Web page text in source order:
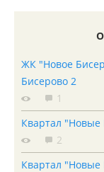
ЖК "Новое
Бисерово 2
1
Квартал "Новые
2
Квартал "Новые